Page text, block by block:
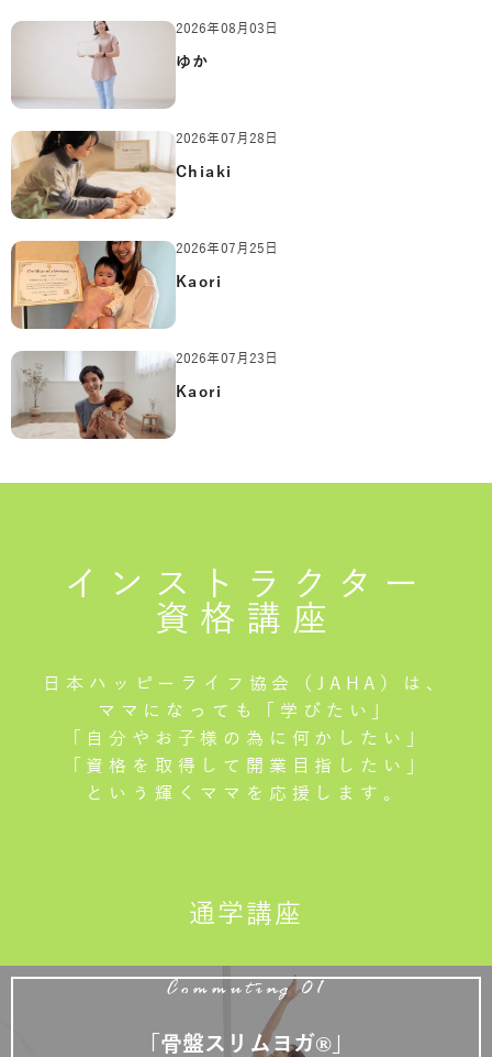
2026年08月03日
ゆか
2026年07月28日
Chiaki
2026年07月25日
Kaori
2026年07月23日
Kaori
インストラクター
資格講座
日本ハッピーライフ協会（JAHA）は、
ママになっても「学びたい」
「自分やお子様の為に何かしたい」
「資格を取得して開業目指したい」
という輝くママを応援します。
通学講座
Commuting 01
「骨盤スリムヨガ®」